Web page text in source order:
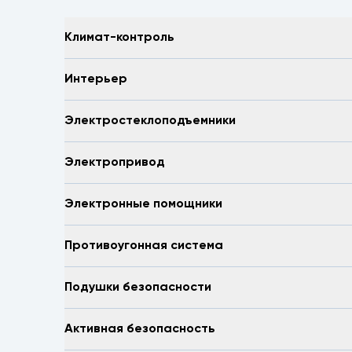
дзержинский, красноармейский,
продольная, вторая продольная, Краснодар,
дубовка, заказ авто, авто на заказ,
Климат-контроль
Интерьер
Электростеклоподъемники
Электропривод
Электронные помощники
Противоугонная система
Подушки безопасности
Активная безопасность